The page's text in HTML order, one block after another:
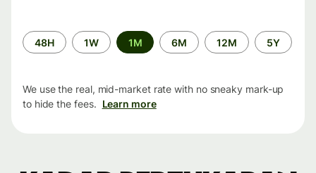
Time
period
48H 1W 1M 6M 12M 5Y
We use the real, mid-market rate with no sneaky mark-up
to hide the fees. Learn more